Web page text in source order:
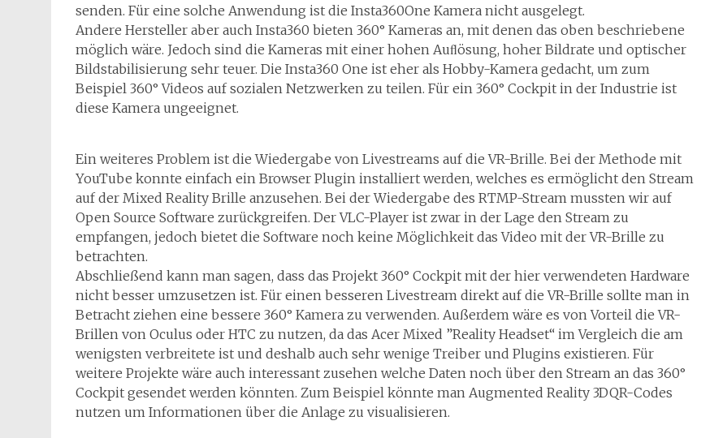
senden. Für eine solche Anwendung ist die Insta360One Kamera nicht ausgelegt.
Andere Hersteller aber auch Insta360 bieten 360° Kameras an, mit denen das oben beschriebene
möglich wäre. Jedoch sind die Kameras mit einer hohen Auﬂösung, hoher Bildrate und optischer
Bildstabilisierung sehr teuer. Die Insta360 One ist eher als Hobby-Kamera gedacht, um zum
Beispiel 360° Videos auf sozialen Netzwerken zu teilen. Für ein 360° Cockpit in der Industrie ist
diese Kamera ungeeignet.
Ein weiteres Problem ist die Wiedergabe von Livestreams auf die VR-Brille. Bei der Methode mit
YouTube konnte einfach ein Browser Plugin installiert werden, welches es ermöglicht den Stream
auf der Mixed Reality Brille anzusehen. Bei der Wiedergabe des RTMP-Stream mussten wir auf
Open Source Software zurückgreifen. Der VLC-Player ist zwar in der Lage den Stream zu
empfangen, jedoch bietet die Software noch keine Möglichkeit das Video mit der VR-Brille zu
betrachten.
Abschließend kann man sagen, dass das Projekt 360° Cockpit mit der hier verwendeten Hardware
nicht besser umzusetzen ist. Für einen besseren Livestream direkt auf die VR-Brille sollte man in
Betracht ziehen eine bessere 360° Kamera zu verwenden. Außerdem wäre es von Vorteil die VR-
Brillen von Oculus oder HTC zu nutzen, da das Acer Mixed ”Reality Headset“ im Vergleich die am
wenigsten verbreitete ist und deshalb auch sehr wenige Treiber und Plugins existieren. Für
weitere Projekte wäre auch interessant zusehen welche Daten noch über den Stream an das 360°
Cockpit gesendet werden könnten. Zum Beispiel könnte man Augmented Reality 3DQR-Codes
nutzen um Informationen über die Anlage zu visualisieren.